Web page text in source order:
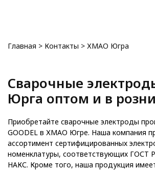
Главная > Контакты > ХМАО Югра
Сварочные
Юрга оптом и в
Приобретайте сварочные электроды
GOODEL в ХМАО Югре. Наша компания
ассортимент сертифицированных
номенклатуры, соответствующих ГОСТ
НАКС. Кроме того, наша продукция